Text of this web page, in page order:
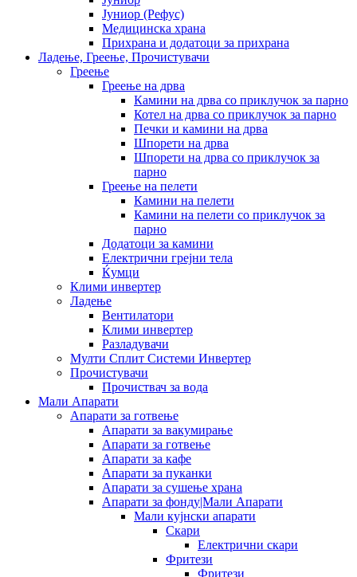
Јуниор (Рефус)
Медицинска храна
Прихрана и додатоци за прихрана
Ладење, Греење, Прочистувачи
Греење
Греење на дрва
Камини на дрва со приклучок за парно
Котел на дрва со приклучок за парно
Печки и камини на дрва
Шпорети на дрва
Шпорети на дрва со приклучок за
парно
Греење на пелети
Камини на пелети
Камини на пелети со приклучок за
парно
Додатоци за камини
Електрични грејни тела
Ќумци
Клими инвертер
Ладење
Вентилатори
Клими инвертер
Разладувачи
Мулти Сплит Системи Инвертер
Прочистувачи
Прочиствач за вода
Мали Апарати
Апарати за готвење
Апарати за вакумирање
Апарати за готвење
Апарати за кафе
Апарати за пуканки
Апарати за сушење храна
Апарати за фонду|Мали Апарати
Мали кујнски апарати
Скари
Електрични скари
Фритези
Фритези